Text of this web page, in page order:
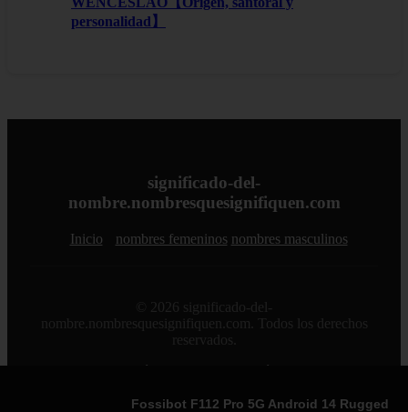
personalidad】
significado-del-
nombre.nombresquesignifiquen.com
Inicio nombres femeninos nombres masculinos
© 2026 significado-del-
nombre.nombresquesignifiquen.com. Todos los derechos
reservados.
Política de Cookies Política de Privacidad
Diseño web|Libro sobre Cabañuelas
Fossibot F112 Pro 5G Android 14 Rugged